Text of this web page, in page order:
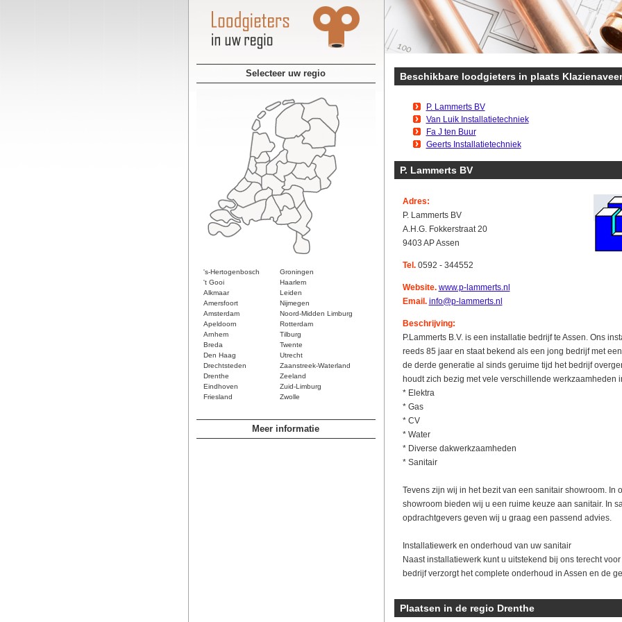
Selecteer uw regio
's-Hertogenbosch
Groningen
't Gooi
Haarlem
Alkmaar
Leiden
Amersfoort
Nijmegen
Amsterdam
Noord-Midden Limburg
Apeldoorn
Rotterdam
Arnhem
Tilburg
Breda
Twente
Den Haag
Utrecht
Drechtsteden
Zaanstreek-Waterland
Drenthe
Zeeland
Eindhoven
Zuid-Limburg
Friesland
Zwolle
Meer informatie
Beschikbare loodgieters in plaats
P. Lammerts BV
Van Luik Installatietechniek
Fa J ten Buur
Geerts Installatietechniek
P. Lammerts BV
Adres:
P. Lammerts BV
A.H.G. Fokkerstraat 20
9403 AP Assen
Tel.0592 - 344552
Website. www.p-lammerts.nl
Email. info@p-lammerts.nl
Beschrijving:
P.Lammerts B.V. is een installatie bedrijf te Assen. Ons
reeds 85 jaar en staat bekend als een jong bedrijf met
de derde generatie al sinds geruime tijd het bedrijf
houdt zich bezig met vele verschillende werkzaamheden
* Elektra
* Gas
* CV
* Water
* Diverse dakwerkzaamheden
* Sanitair
Tevens zijn wij in het bezit van een sanitair showroom. In
showroom bieden wij u een ruime keuze aan sanitair. In
opdrachtgevers geven wij u graag een passend advies.
Installatiewerk en onderhoud van uw sanitair
Naast installatiewerk kunt u uitstekend bij ons terecht
bedrijf verzorgt het complete onderhoud in Assen en de
Plaatsen in de regio Drenthe